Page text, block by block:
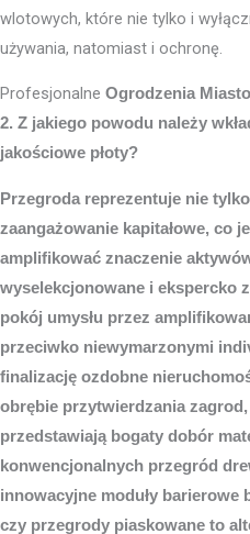
wlotowych, które nie tylko i
używania, natomiast i ochronę.
Profesjonalne Ogrodzenia Miasto
2. Z jakiego powodu należy
jakościowe płoty?
Przegroda reprezentuje nie
zaangażowanie kapitałowe, co
amplifikować znaczenie
wyselekcjonowane i ekspercko
pokój umysłu przez
przeciwko niewymarzonymi
finalizację ozdobne
obrębie przytwierdzania
przedstawiają bogaty dobór
konwencjonalnych przegród
innowacyjne moduły barierowe
czy przegrody piaskowane to